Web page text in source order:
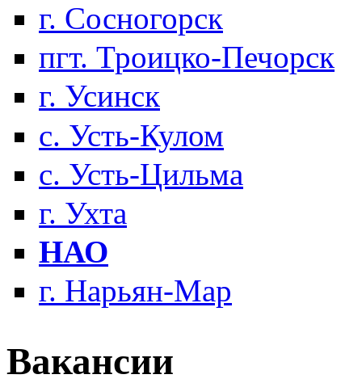
г. Сосногорск
пгт. Троицко-Печорск
г. Усинск
с. Усть-Кулом
с. Усть-Цильма
г. Ухта
НАО
г. Нарьян-Мар
Вакансии